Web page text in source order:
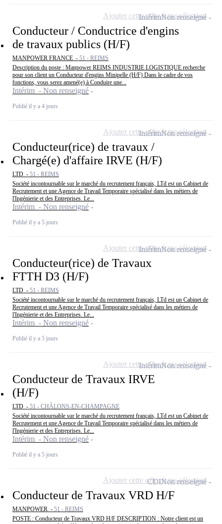
Conducteur / Conductrice d'engins
de travaux publics (H/F)
MANPOWER FRANCE - 51 - REIMS
Description du poste : Manpower REIMS INDUSTRIE LOGISTIQUE recherche
pour son client un Conducteur d'engins Minipelle (H/F) Dans le cadre de vos
fonctions, vous serez amené(e) à Conduire une...
Intérim - Non renseigné
Publié il y a 4 jours
IntérimNon renseigné
Ajouter cette offre à ma sélection
Conducteur(rice) de travaux /
Chargé(e) d'affaire IRVE (H/F)
LTD - 51 - REIMS
Société incontournable sur le marché du recrutement français, LTd est un Cabinet de
Recrutement et une Agence de Travail Temporaire spécialisé dans les métiers de
l'Ingénierie et des Entreprises. Le...
Intérim - Non renseigné
Publié il y a 5 jours
IntérimNon renseigné
Ajouter cette offre à ma sélection
Conducteur(rice) de Travaux
FTTH D3 (H/F)
LTD - 51 - REIMS
Société incontournable sur le marché du recrutement français, LTd est un Cabinet de
Recrutement et une Agence de Travail Temporaire spécialisé dans les métiers de
l'Ingénierie et des Entreprises. Le...
Intérim - Non renseigné
Publié il y a 5 jours
IntérimNon renseigné
Ajouter cette offre à ma sélection
Conducteur de Travaux IRVE
(H/F)
LTD - 51 - CHÂLONS-EN-CHAMPAGNE
Société incontournable sur le marché du recrutement français, LTd est un Cabinet de
Recrutement et une Agence de Travail Temporaire spécialisé dans les métiers de
l'Ingénierie et des Entreprises. Le...
Intérim - Non renseigné
Publié il y a 5 jours
IntérimNon renseigné
Ajouter cette offre à ma sélection
Conducteur de Travaux VRD H/F
MANPOWER - 51 - REIMS
POSTE : Conducteur de Travaux VRD H/F DESCRIPTION : Notre client est un
CDINon renseigné
Ajouter cette offre à ma sélection